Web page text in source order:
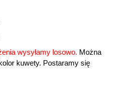
wysyłamy losowo. Można
kuwety. Postaramy się